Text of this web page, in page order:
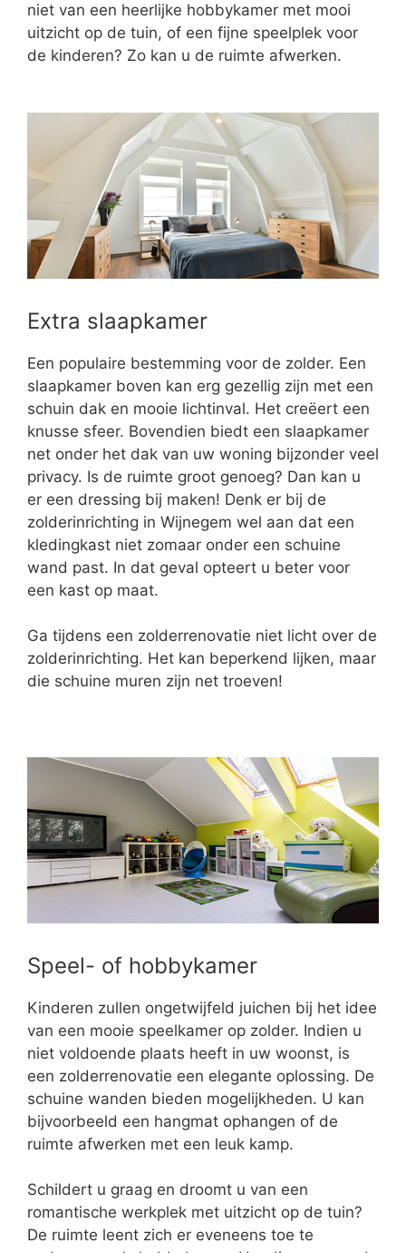
niet van een heerlijke hobbykamer met mooi
uitzicht op de tuin, of een fijne speelplek voor
de kinderen? Zo kan u de ruimte afwerken.
Extra slaapkamer
Een populaire bestemming voor de zolder. Een
slaapkamer boven kan erg gezellig zijn met een
schuin dak en mooie lichtinval. Het creëert een
knusse sfeer. Bovendien biedt een slaapkamer
net onder het dak van uw woning bijzonder veel
privacy. Is de ruimte groot genoeg? Dan kan u
er een dressing bij maken! Denk er bij de
zolderinrichting in Wijnegem wel aan dat een
kledingkast niet zomaar onder een schuine
wand past. In dat geval opteert u beter voor
een kast op maat.
Ga tijdens een zolderrenovatie niet licht over de
zolderinrichting. Het kan beperkend lijken, maar
die schuine muren zijn net troeven!
Speel- of hobbykamer
Kinderen zullen ongetwijfeld juichen bij het idee
van een mooie speelkamer op zolder. Indien u
niet voldoende plaats heeft in uw woonst, is
een zolderrenovatie een elegante oplossing. De
schuine wanden bieden mogelijkheden. U kan
bijvoorbeeld een hangmat ophangen of de
ruimte afwerken met een leuk kamp.
Schildert u graag en droomt u van een
romantische werkplek met uitzicht op de tuin?
De ruimte leent zich er eveneens toe te